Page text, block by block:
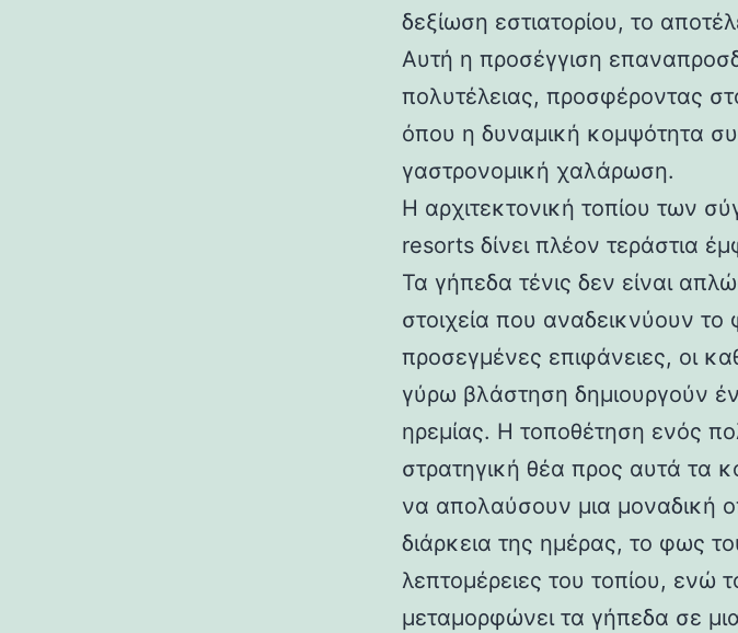
δεξίωση εστιατορίου, το
Αυτή η προσέγγιση
πολυτέλειας, προσφέροντας
όπου η δυναμική κομψότητα
γαστρονομική χαλάρωση.
Η αρχιτεκτονική τοπίου των
resorts δίνει πλέον τεράστια
Τα γήπεδα τένις δεν είναι
στοιχεία που αναδεικνύουν το
προσεγμένες επιφάνειες, οι
γύρω βλάστηση δημιουργούν
ηρεμίας. Η τοποθέτηση ενός
στρατηγική θέα προς αυτά τα
να απολαύσουν μια μοναδική
διάρκεια της ημέρας, το φως
λεπτομέρειες του τοπίου, ενώ
μεταμορφώνει τα γήπεδα σε